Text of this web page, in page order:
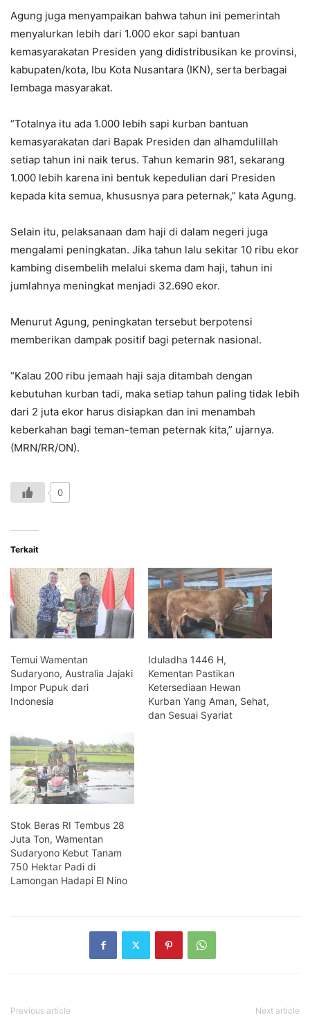
Agung juga menyampaikan bahwa tahun ini pemerintah
menyalurkan lebih dari 1.000 ekor sapi bantuan
kemasyarakatan Presiden yang didistribusikan ke provinsi,
kabupaten/kota, Ibu Kota Nusantara (IKN), serta berbagai
lembaga masyarakat.
“Totalnya itu ada 1.000 lebih sapi kurban bantuan
kemasyarakatan dari Bapak Presiden dan alhamdulillah
setiap tahun ini naik terus. Tahun kemarin 981, sekarang
1.000 lebih karena ini bentuk kepedulian dari Presiden
kepada kita semua, khususnya para peternak,” kata Agung.
Selain itu, pelaksanaan dam haji di dalam negeri juga
mengalami peningkatan. Jika tahun lalu sekitar 10 ribu ekor
kambing disembelih melalui skema dam haji, tahun ini
jumlahnya meningkat menjadi 32.690 ekor.
Menurut Agung, peningkatan tersebut berpotensi
memberikan dampak positif bagi peternak nasional.
“Kalau 200 ribu jemaah haji saja ditambah dengan
kebutuhan kurban tadi, maka setiap tahun paling tidak lebih
dari 2 juta ekor harus disiapkan dan ini menambah
keberkahan bagi teman-teman peternak kita,” ujarnya.
(MRN/RR/ON).
0
Terkait
Temui Wamentan
Sudaryono, Australia Jajaki
Impor Pupuk dari
Indonesia
Iduladha 1446 H,
Kementan Pastikan
Ketersediaan Hewan
Kurban Yang Aman, Sehat,
dan Sesuai Syariat
Stok Beras RI Tembus 28
Juta Ton, Wamentan
Sudaryono Kebut Tanam
750 Hektar Padi di
Lamongan Hadapi El Nino
Previous article Next article